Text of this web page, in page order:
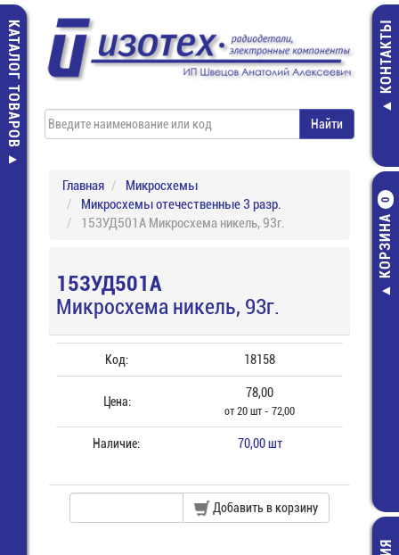
КАТАЛОГ ТОВАРОВ КОНТАКТЫ
КОРЗИНА
0
Главная
Микросхемы
Микросхемы отечественные 3 разр.
153УД501А Микросхема никель, 93г.
153УД501А
Микросхема никель, 93г.
Код: 18158
Цена:
78,00
от 20 шт - 72,00
Наличие: 70,00 шт
Добавить в корзину